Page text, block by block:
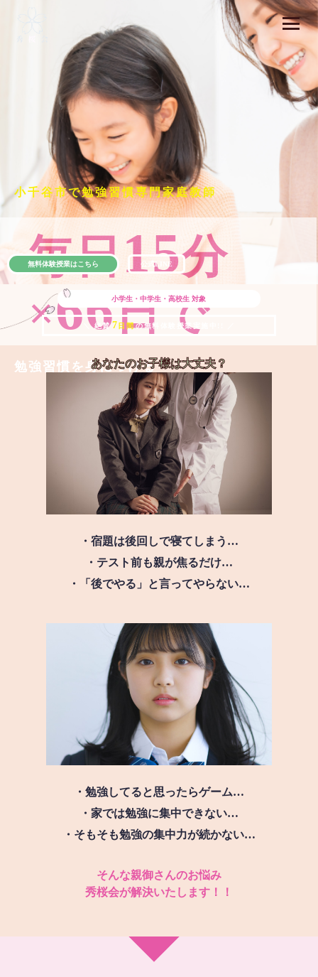
小千谷市で勉強習慣専門家庭教師
毎日15分
×66日で
勉強習慣を身につける
小学生・中学生・高校生 対象
＼ 絶賛 7 日間の無料体験授業実施中!! ／
無料体験授業はこちら 公式LINE
あなたのお子様は大丈夫？
・宿題は後回しで寝てしまう…
・テスト前も親が焦るだけ…
・「後でやる」と言ってやらない…
・勉強してると思ったらゲーム…
・家では勉強に集中できない…
・そもそも勉強の集中力が続かない…
そんな親御さんのお悩み
秀桜会が解決いたします！！